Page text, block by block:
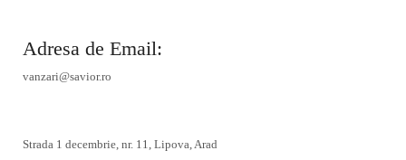
Adresa de Email:
vanzari@savior.ro
Strada 1 decembrie, nr. 11, Lipova, Arad